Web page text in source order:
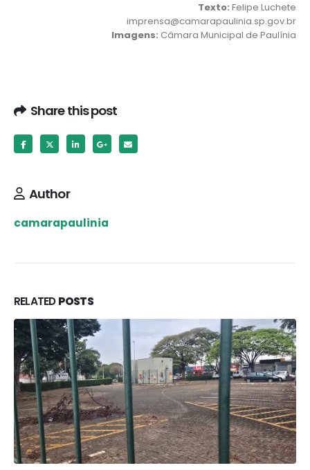
Texto: Felipe Luchete
imprensa@camarapaulinia.sp.gov.br
Imagens: Câmara Municipal de Paulínia
Share this post
Author
camarapaulinia
RELATEDPOSTS